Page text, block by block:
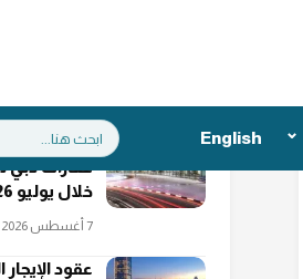
English بحث:
"دبي
عقارات
خلال يوليو 2026
7 أغسطس 2026
عقود